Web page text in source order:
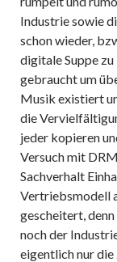
Industrie sowie
schon wieder,
digitale Suppe zu
gebraucht um
Musik existiert
die
jeder kopieren
Versuch mit
Sachverhalt
Vertriebsmodell
gescheitert,
noch der
eigentlich nur